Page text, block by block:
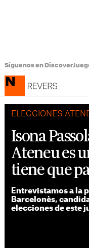
Síguenos en Discover
ELECCIONES
Isona
Ateneu es
tiene que
Entrevistamos a la
Barcelonès,
elecciones de este